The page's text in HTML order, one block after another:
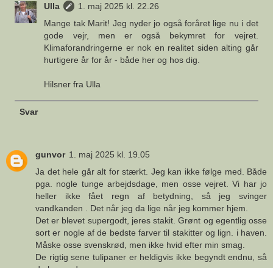
Ulla
1. maj 2025 kl. 22.26
Mange tak Marit! Jeg nyder jo også foråret lige nu i det
gode vejr, men er også bekymret for vejret.
Klimaforandringerne er nok en realitet siden alting går
hurtigere år for år - både her og hos dig.
Hilsner fra Ulla
Svar
gunvor 1. maj 2025 kl. 19.05
Ja det hele går alt for stærkt. Jeg kan ikke følge med. Både
pga. nogle tunge arbejdsdage, men osse vejret. Vi har jo
heller ikke fået regn af betydning, så jeg svinger
vandkanden . Det når jeg da lige når jeg kommer hjem.
Det er blevet supergodt, jeres stakit. Grønt og egentlig osse
sort er nogle af de bedste farver til stakitter og lign. i haven.
Måske osse svenskrød, men ikke hvid efter min smag.
De rigtig sene tulipaner er heldigvis ikke begyndt endnu, så